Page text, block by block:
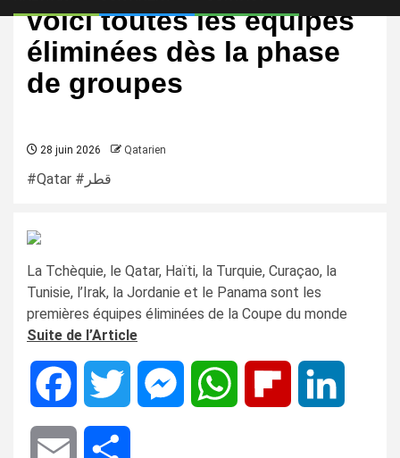
voici toutes les équipes
éliminées dès la phase
de groupes
28 juin 2026 Qatarien
#Qatar #قطر
La Tchèquie, le Qatar, Haïti, la Turquie, Curaçao, la
Tunisie, l’Irak, la Jordanie et le Panama sont les
premières équipes éliminées de la Coupe du monde
Suite de l’Article
Facebook Twitter MessengerWhatsApp Flipboard
Email